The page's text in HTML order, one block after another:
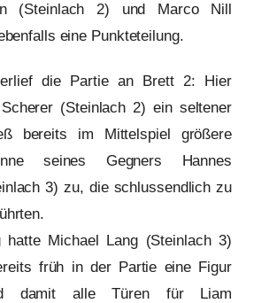
(Steinlach 2) und Marco Nill
eine Punkteteilung.
die Partie an Brett 2: Hier
(Steinlach 2) ein seltener
bereits im Mittelspiel größere
seines Gegners Hannes
3) zu, die schlussendlich zu
hatte Michael Lang (Steinlach 3)
früh in der Partie eine Figur
damit alle Türen für Liam